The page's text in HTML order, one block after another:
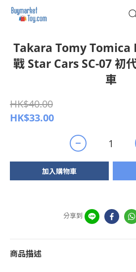
Takara Tomy Tomica
戰 Star Cars SC-07 初
車
HK$40.00
HK$33.00
加入購物車
分享到
商品描述